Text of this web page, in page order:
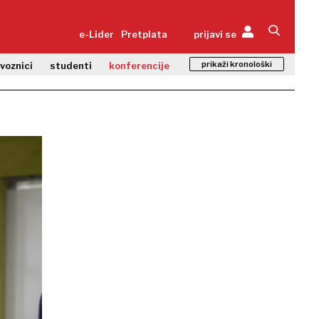
e-Lider Pretplata prijavi se
studenti konferencije prikaži kronološki